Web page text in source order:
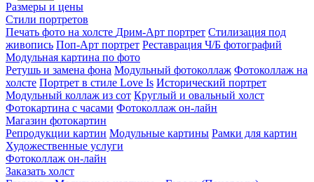
Размеры и цены
Стили портретов
Печать фото на холсте Дрим-Арт портрет Стилизация под
живопись Поп-Арт портрет Реставрация Ч/Б фотографий
Модульная картина по фото
Ретушь и замена фона Модульный фотоколлаж Фотоколлаж на
холсте Портрет в стиле Love Is Исторический портрет
Модульный коллаж из сот Круглый и овальный холст
Фотокартина с часами Фотоколлаж он-лайн
Магазин фотокартин
Репродукции картин Модульные картины Рамки для картин
Художественные услуги
Фотоколлаж он-лайн
Заказать холст